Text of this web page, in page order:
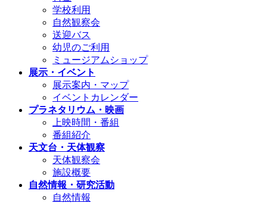
学校利用
自然観察会
送迎バス
幼児のご利用
ミュージアムショップ
展示・イベント
展示案内・マップ
イベントカレンダー
プラネタリウム・映画
上映時間・番組
番組紹介
天文台・天体観察
天体観察会
施設概要
自然情報・研究活動
自然情報